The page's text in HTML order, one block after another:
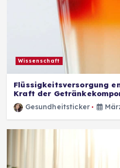
Wissenschaft
Flüssigkeitsversorgung
Kraft der
Gesundheitsticker